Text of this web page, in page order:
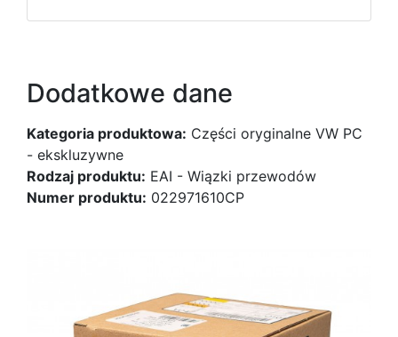
Dodatkowe dane
Kategoria produktowa: Części oryginalne VW PC
- ekskluzywne
Rodzaj produktu: EAI - Wiązki przewodów
Numer produktu: 022971610CP